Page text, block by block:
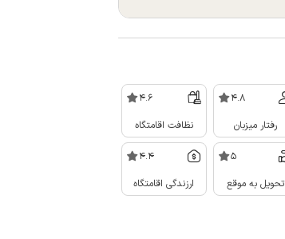
4.8
رفتار میزبان
4.6
نظافت اقامتگاه
5
تحویل به موقع
4.4
ارزندگی اقامتگاه